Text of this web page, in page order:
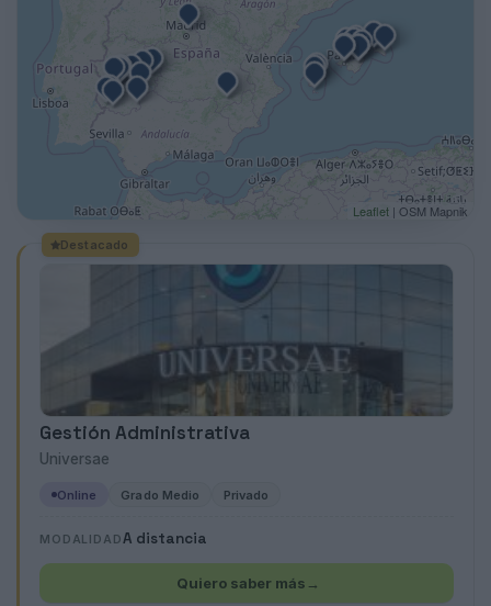
Destacado
Gestión Administrativa
Universae
Online Grado Medio Privado
MODALIDADA distancia
Quiero saber más →
Leaflet | OSM Mapnik